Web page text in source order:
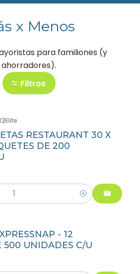
x Menos
para familiones (y
ahorradores).
Filtros
|Elite
RESTAURANT 30 X
DE 200
- 12
500 UNIDADES C/U